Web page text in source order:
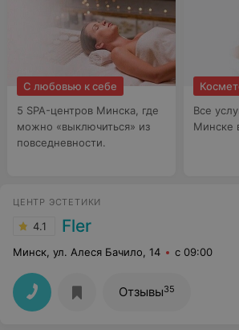
С любовью к себе
5 SPA-центров Минска, где
можно «выключиться» из
повседневности.
Все
Минске
ЦЕНТР ЭСТЕТИКИ
4.1 Fler
Минск, ул. Алеся Бачило, 14 с 09:00
Отзывы35